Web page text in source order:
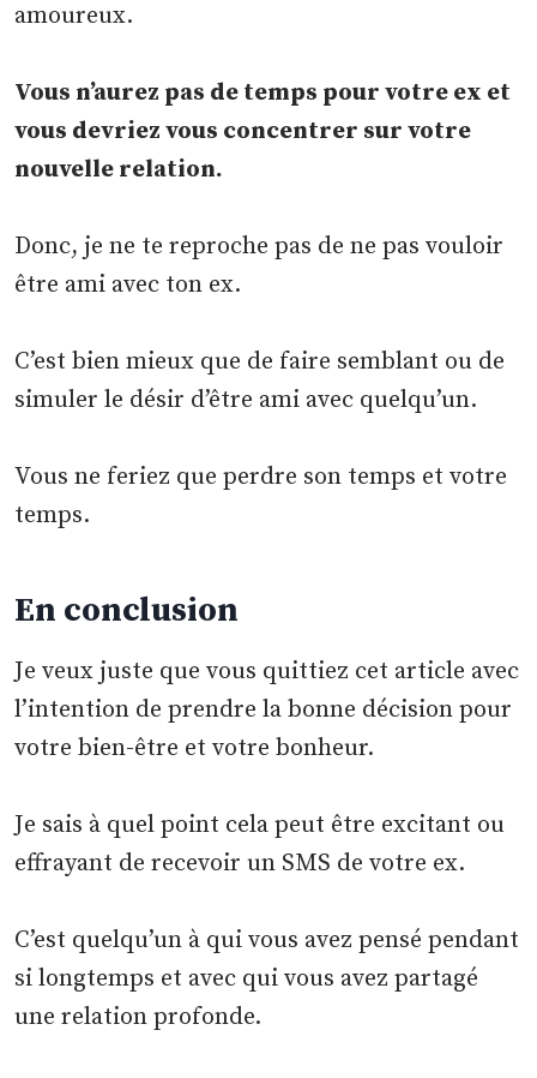
amoureux.
Vous n’aurez pas de temps pour votre ex et
vous devriez vous concentrer sur votre
nouvelle relation.
Donc, je ne te reproche pas de ne pas vouloir
être ami avec ton ex.
C’est bien mieux que de faire semblant ou de
simuler le désir d’être ami avec quelqu’un.
Vous ne feriez que perdre son temps et votre
temps.
En conclusion
Je veux juste que vous quittiez cet article avec
l’intention de prendre la bonne décision pour
votre bien-être et votre bonheur.
Je sais à quel point cela peut être excitant ou
effrayant de recevoir un SMS de votre ex.
C’est quelqu’un à qui vous avez pensé pendant
si longtemps et avec qui vous avez partagé
une relation profonde.